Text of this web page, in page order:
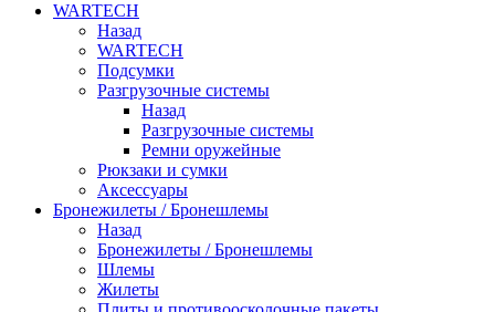
WARTECH
Назад
WARTECH
Подсумки
Разгрузочные системы
Назад
Разгрузочные системы
Ремни оружейные
Рюкзаки и сумки
Аксессуары
Бронежилеты / Бронешлемы
Назад
Бронежилеты / Бронешлемы
Шлемы
Жилеты